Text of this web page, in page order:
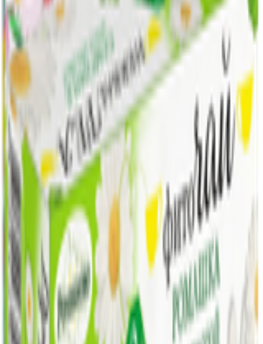
Срок годности
Изготовитель
Производитель:ООО «Калина»
Юридический адрес: Республика Беларусь, 211019, Витебская
обл., Оршанский р-н, Пищаловский с/с, д. Пищалово, ул.
Лесная, д. 2/1
Страна производства:Республика Беларусь
Скачать приложение
Пн-Пт: 8:00 - 17:00
info@yoda.by
Не для электронных обращений